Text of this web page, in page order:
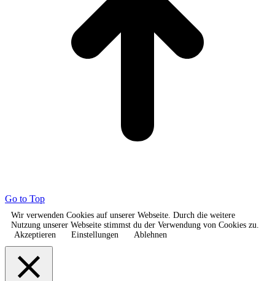
Go to Top
Wir verwenden Cookies auf unserer Webseite. Durch die weitere
Nutzung unserer Webseite stimmst du der Verwendung von Cookies zu.
Akzeptieren
Einstellungen Ablehnen